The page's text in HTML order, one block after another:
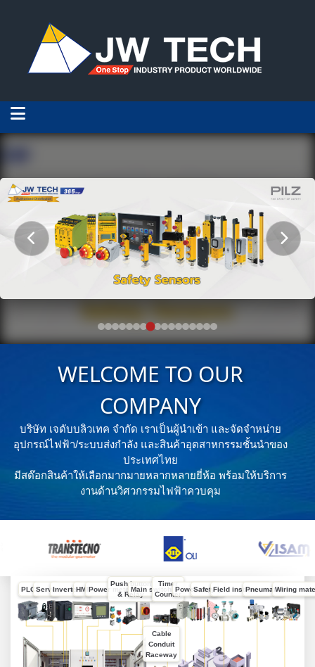
WELCOME TO OUR
COMPANY
บริษัท เจดับบลิวเทค จำกัด เราเป็นผู้นำเข้า และจัดจำหน่าย
อุปกรณ์ไฟฟ้า/ระบบส่งกำลัง และสินค้าอุตสาหกรรมชั้นนำของ
ประเทศไทย
มีสต๊อกสินค้าให้เลือกมากมายหลากหลายยี่ห้อ พร้อมให้บริการ
งานด้านวิศวกรรมไฟฟ้าควบคุม
PLC ServoInverterHMIPower meter
Push button
& Relay
Main switch
Timer
Counter
Power supply
SafetyField instrument
PneumaticWiring
Cable
Conduit
Raceway